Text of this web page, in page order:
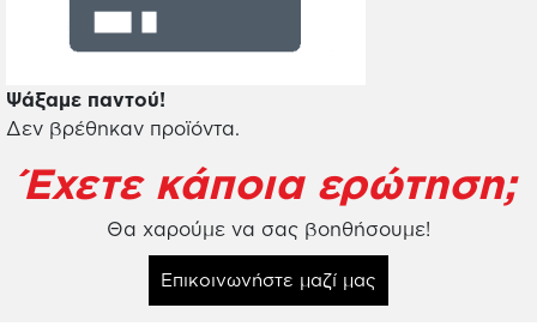
Ψάξαμε παντού!
Δεν βρέθηκαν προϊόντα.
Έχετε κάποια ερώτηση;
Θα χαρούμε να σας βοηθήσουμε!
Επικοινωνήστε μαζί μας